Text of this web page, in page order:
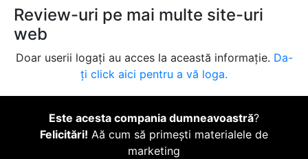
Review-uri pe mai multe site-uri
web
Doar userii logați au acces la această informație. Da-
ți click aici pentru a vă loga.
Este acesta compania dumneavoastră?
Felicitări! Aă cum să primești materialele de
marketing